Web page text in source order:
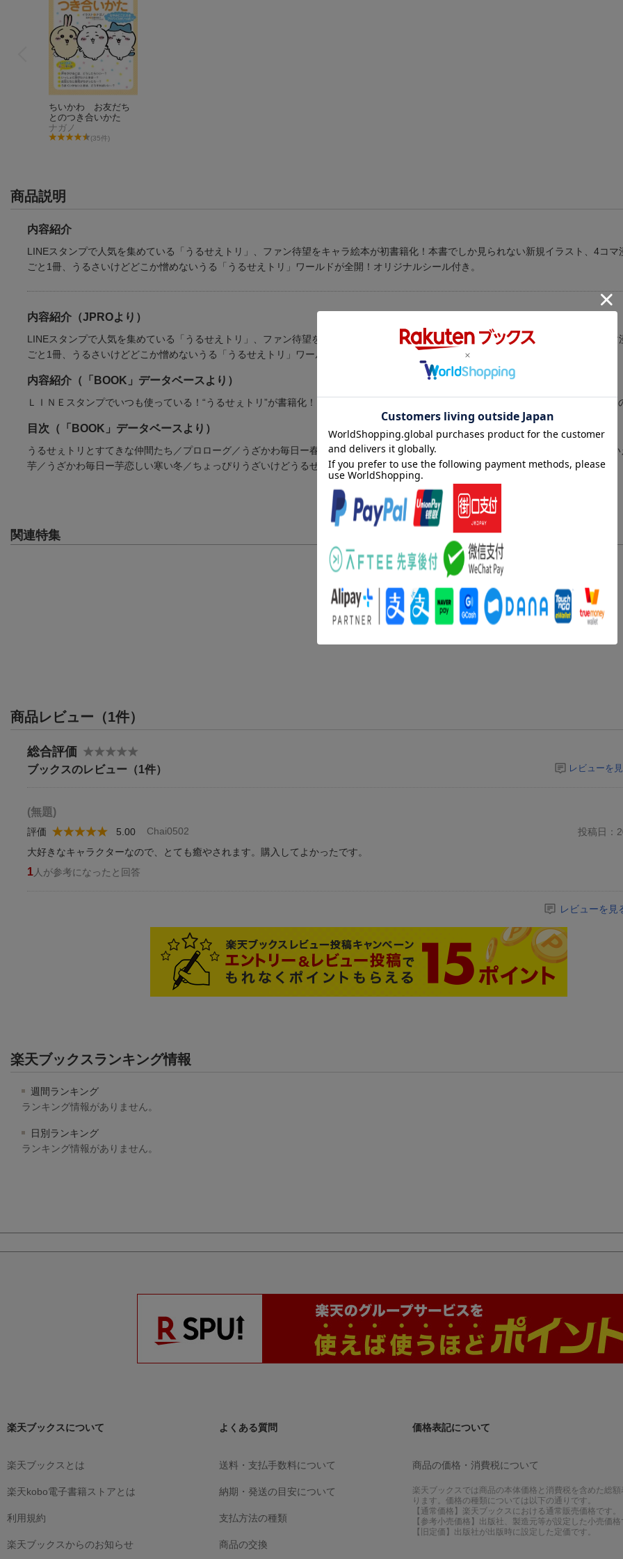
ちいかわ お友だち
とのつき合いかた
ナガノ
(35件)
(35件)
商品説明
内容紹介
LINEスタンプで人気を集めている「うるせえトリ」、ファン待望をキャラ絵本が初書籍化！本書でしか見られない新規イラスト、4コマ
ごと1冊、うるさいけどどこか憎めないうる「うるせえトリ」ワールドが全開！オリジナルシール付き。
内容紹介（JPROより）
LINEスタンプで人気を集めている「うるせえトリ」、ファン待望をキャラ絵本が初書籍化！本書でしか見られない新規イラスト、4コマ
ごと1冊、うるさいけどどこか憎めないうる「うるせえトリ」ワールドが全開！オリジナルシール付き。
内容紹介（「BOOK」データベースより）
ＬＩＮＥスタンプでいつも使っている！“うるせぇトリ”が書籍化！！わいわいガヤガヤ、描きおろしも満載。うるせぇトリのドタバタた
目次（「BOOK」データベースより）
うるせぇトリとすてきな仲間たち／プロローグ／うざかわ毎日ー春、うらら／うざかわ毎日ー恋の季節、サマー／うざかわ毎日ー秋とい
芋／うざかわ毎日ー芋恋しい寒い冬／ちょっぴりうざいけどうるせぇトリの心に響く迷言集／うるせぇトリのまんが劇場
関連特集
商品レビュー（1件）
総合評価
ブックスのレビュー（1件） レビューを
(無題)
Chai0502
評価 5.00
投稿日：
大好きなキャラクターなので、とても癒やされます。購入してよかったです。
1 人が参考になったと回答
レビューを見
楽天ブックスランキング情報
週間ランキング
ランキング情報がありません。
日別ランキング
ランキング情報がありません。
楽天ブックスについて
楽天ブックスとは
楽天kobo電子書籍ストアとは
利用規約
楽天ブックスからのお知らせ
よくある質問
送料・支払手数料について
納期・発送の目安について
支払方法の種類
商品の交換
価格表記について
商品の価格・消費税について
楽天ブックスでは商品の本体価格と消費税を含めた総額
ります。価格の種類については以下の通りです。
【通常価格】楽天ブックスにおける通常販売価格です。
【参考小売価格】出版社、製造元等が設定した小売価格
【旧定価】出版社が出版時に設定した定価です。